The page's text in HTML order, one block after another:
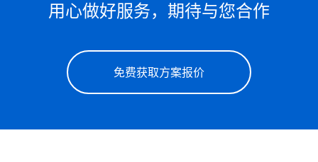
用心做好服务，期待与您合作
免费获取方案报价